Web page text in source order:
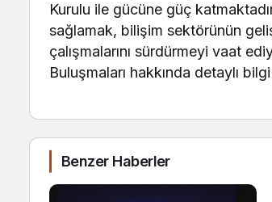
Kurulu ile gücüne güç
sağlamak, bilişim sektörünün
çalışmalarını sürdürmeyi vaat
Buluşmaları hakkında detaylı
Benzer Haberler